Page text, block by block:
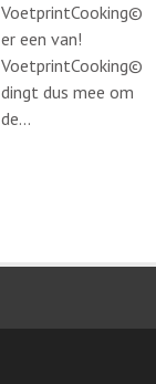
VoetprintCooking©
er een van!
VoetprintCooking©
dingt dus mee om
de...